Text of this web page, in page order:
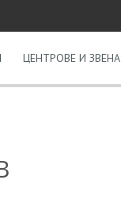
ЦЕНТРОВЕ И ЗВЕНА